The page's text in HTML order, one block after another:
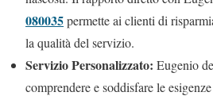
080035permette ai clienti di
la qualità del servizio.
Servizio Personalizzato: Eugenio
comprendere e soddisfare le